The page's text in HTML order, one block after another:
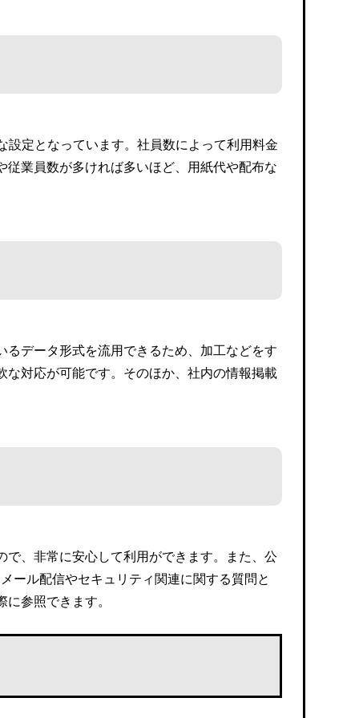
定となっています。社員数によって利用料金
業員数が多ければ多いほど、用紙代や配布な
データ形式を流用できるため、加工などをす
対応が可能です。そのほか、社内の情報掲載
、非常に安心して利用ができます。また、公
ール配信やセキュリティ関連に関する質問と
参照できます。